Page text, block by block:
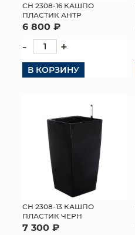
СН 2308-16 КАШПО
ПЛАСТИК АНТР
6 800 ₽
- +
В КОРЗИНУ
СН 2308-13 КАШПО
ПЛАСТИК ЧЕРН
7 300 ₽